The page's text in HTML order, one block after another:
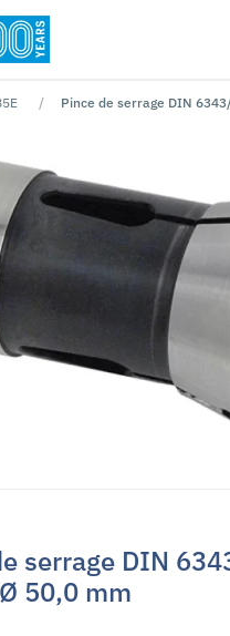
pour ""
Pince de serrage DIN
serrage DIN
50,0 mm